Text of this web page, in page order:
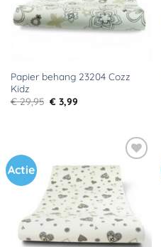
Papier behang 23204 Cozz
Kidz
€29,95 Oorspronkelijke
prijs
€ 3,99Huidige
Actie
Toevoegen
aan
verlanglijst